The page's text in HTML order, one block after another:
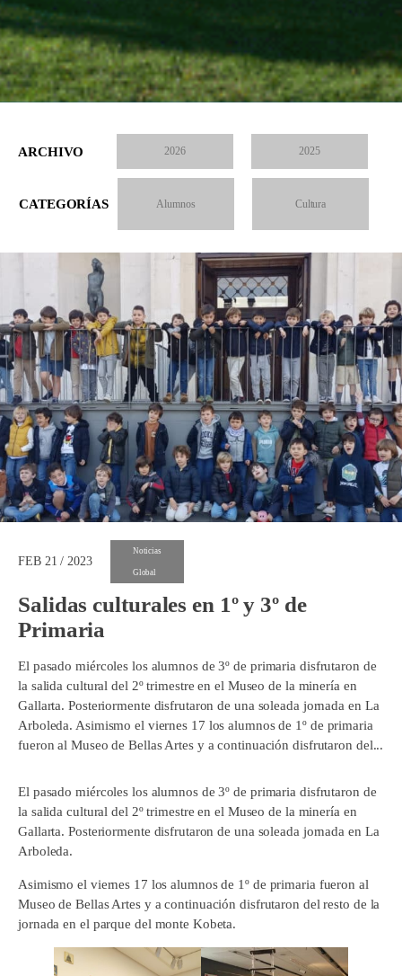
ARCHIVO 2026 2025
CATEGORÍAS Alumnos Cultura
FEB 21 / 2023
Noticias
Global
Salidas culturales en 1º y 3º de
Primaria
El pasado miércoles los alumnos de 3º de primaria disfrutaron de
la salida cultural del 2º trimestre en el Museo de la minería en
Gallarta. Posteriormente disfrutaron de una soleada jornada en La
Arboleda. Asimismo el viernes 17 los alumnos de 1º de primaria
fueron al Museo de Bellas Artes y a continuación disfrutaron del...
El pasado miércoles los alumnos de 3º de primaria disfrutaron de
la salida cultural del 2º trimestre en el Museo de la minería en
Gallarta. Posteriormente disfrutaron de una soleada jornada en La
Arboleda.
Asimismo el viernes 17 los alumnos de 1º de primaria fueron al
Museo de Bellas Artes y a continuación disfrutaron del resto de la
jornada en el parque del monte Kobeta.